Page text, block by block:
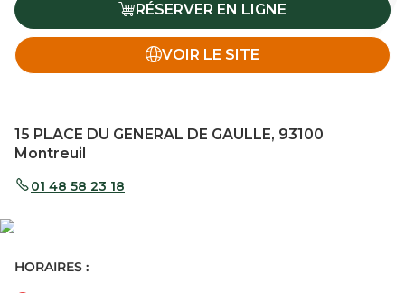
RÉSERVER EN LIGNE
VOIR LE SITE
15 PLACE DU GENERAL DE GAULLE, 93100
Montreuil
01 48 58 23 18
HORAIRES :